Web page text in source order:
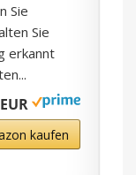
Sie
Sie
erkannt
kaufen